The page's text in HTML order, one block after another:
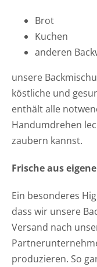
Brot
Kuchen
anderen
unsere
köstliche und
enthält alle
Handumdrehen
zaubern kannst.
Frische aus
Ein besonderes
dass wir unsere
Versand nach
produzieren. So